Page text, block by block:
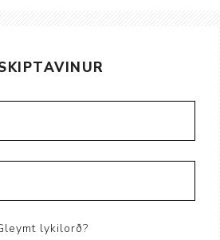
Aukabúnaður
lykilorð?